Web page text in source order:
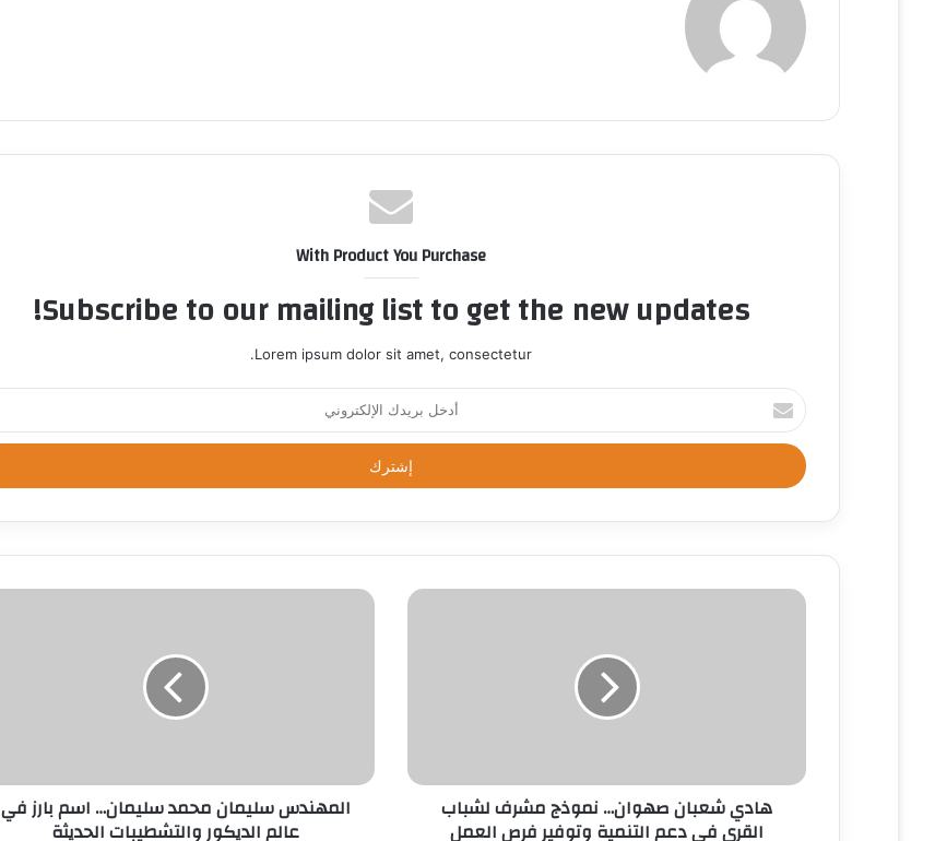
With Product You Purchase
Subscribe to our mailing list to get the new updates!
Lorem ipsum dolor sit amet, consectetur.
أ
د
خ
ل
د
ا
هادي شعبان صهوان… نموذج مشرف لشباب
القرى في دعم التنمية وتوفير فرص العمل
المهندس سليمان محمد سليمان… اسم بارز في
عالم الديكور والتشطيبات الحديثة